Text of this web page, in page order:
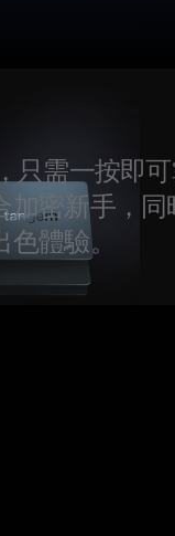
只需一按即
加密新手，同
體驗。